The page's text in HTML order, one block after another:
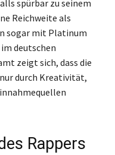
spürbar zu seinem
Reichweite als
sogar mit Platinum
deutschen
zeigt sich, dass die
durch Kreativität,
Rappers